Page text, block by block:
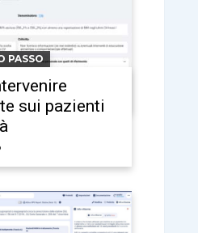
PASSO
sui pazienti